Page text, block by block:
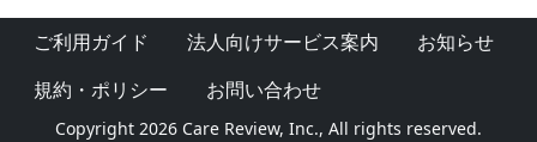
ご利用ガイド 法人向けサービス案内
お知らせ
規約・ポリシー
お問い合わせ
Copyright 2026 Care Review, Inc., All rights reserved.